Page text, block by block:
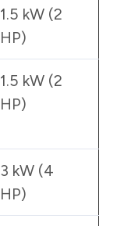
1.5 kW (2
HP)
1.5 kW (2
HP)
3 kW (4
HP)